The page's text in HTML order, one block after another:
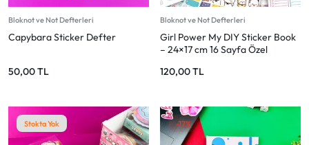
Bloknot ve Not Defterleri
Capybara Sticker Defter
50,00TL
Bloknot ve Not Defterleri
Girl Power My DIY Sticker Book
– 24×17 cm 16 Sayfa Özel
1216)
120,00TL
Stokta Yok -17%